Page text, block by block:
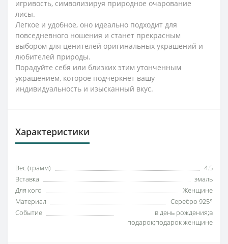
игривость, символизируя природное очарование
лисы.
Легкое и удобное, оно идеально подходит для
повседневного ношения и станет прекрасным
выбором для ценителей оригинальных украшений и
любителей природы.
Порадуйте себя или близких этим утонченным
украшением, которое подчеркнет вашу
индивидуальность и изысканный вкус.
Характеристики
Вес (грамм)
4.5
Вставка
эмаль
Для кого
Женщине
Материал
Серебро 925°
Событие
в день рождения;в
подарок;подарок женщине